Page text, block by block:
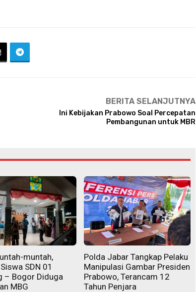
BERITA SELANJUTNYA
Ini Kebijakan Prabowo Soal Percepatan
Pembangunan untuk MBR
muntah,
SDN 01
– Bogor Diduga
MBG
Polda Jabar Tangkap Pelaku
Manipulasi Gambar Presiden
Prabowo, Terancam 12
Tahun Penjara